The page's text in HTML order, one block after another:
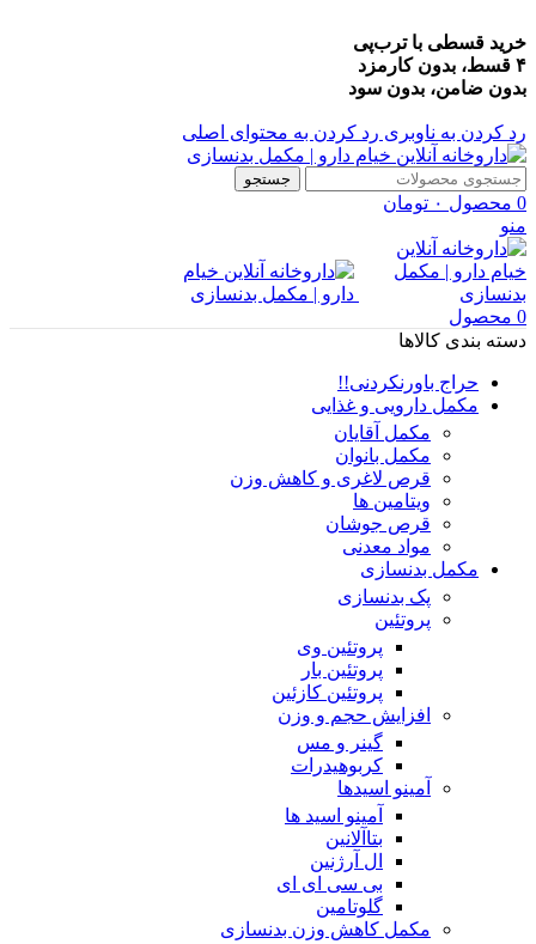
خرید قسطی با ترب‌پی
۴ قسط، بدون کارمزد
بدون ضامن، بدون سود
رد کردن به ناوبری رد کردن به محتوای اصلی
جستجو
0 محصول ۰ تومان
منو
0 محصول
دسته بندی کالاها
حراج باورنکردنی!!
مکمل دارویی و غذایی
مکمل آقایان
مکمل بانوان
قرص لاغری و کاهش وزن
ویتامین ها
قرص جوشان
مواد معدنی
مکمل بدنسازی
پک بدنسازی
پروتئین
پروتئین وی
پروتئین بار
پروتئین کازئین
افزایش حجم و وزن
گینر و مس
کربوهیدرات
آمینو اسیدها
آمینو اسید ها
بتاآلانین
ال آرژنین
بی سی ای ای
گلوتامین
مکمل کاهش وزن بدنسازی